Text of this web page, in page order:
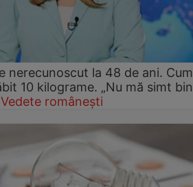
nerecunoscut la 48 de ani. Cum
10 kilograme. „Nu mă simt
Vedete românești